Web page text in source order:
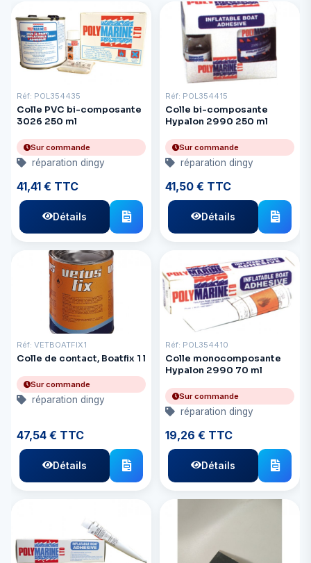
Réf: POL354435
Colle PVC bi-composante
3026 250 ml
Sur commande
réparation dingy
41,41 € TTC
Détails
Réf: POL354415
Colle bi-composante
Hypalon 2990 250 ml
Sur commande
réparation dingy
41,50 € TTC
Détails
Réf: VETBOATFIX1
Colle de contact, Boatfix 1 l
Sur commande
réparation dingy
47,54 € TTC
Détails
Réf: POL354410
Colle monocomposante
Hypalon 2990 70 ml
Sur commande
réparation dingy
19,26 € TTC
Détails